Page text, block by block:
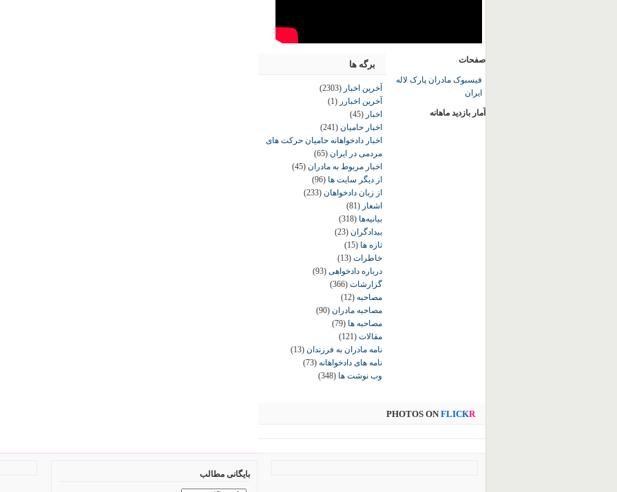
برگه ها
آخرین اخبار (2303)
آخرین اخبارر (1)
اخبار (45)
اخبار حامیان (241)
اخبار دادخواهانه حامیان حرکت های
مردمی در ایران (65)
اخبار مربوط به مادران (45)
از دیگر سایت ها (96)
از زبان دادخواهان (233)
اشعار (81)
بیانیه‌ها (318)
بیدادگران (23)
تازه ها (15)
خاطرات (13)
درباره دادخواهی (93)
گزارشات (366)
مصاحبه (12)
مصاحبه مادران (90)
مصاحبه ها (79)
مقالات (121)
نامه مادران به فرزندان (13)
نامه های دادخواهانه (73)
وب نوشت ها (348)
صفحات
فیسبوک مادران پارک لاله
ایران
آمار بازدید ماهانه
PHOTOS ON FLICKR
بایگانی مطالب